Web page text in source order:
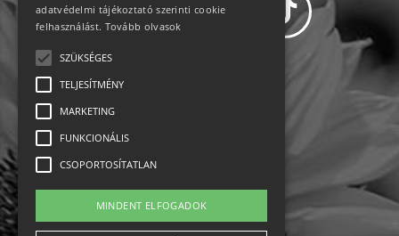
Impresszum-kapcsolat
Jogi nyilatkozat
adatvédelmi tájékoztató szerinti cookie
felhasználást. Tovább olvasok
SZÜKSÉGES
TELJESÍTMÉNY
MARKETING
FUNKCIONÁLIS
CSOPORTOSÍTATLAN
MINDENT ELFOGADOK